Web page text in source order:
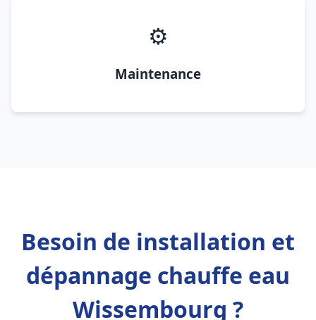
⚙️
Maintenance
Besoin de installation et
dépannage chauffe eau
Wissembourg ?